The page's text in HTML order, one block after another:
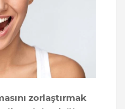
zorlaştırmak